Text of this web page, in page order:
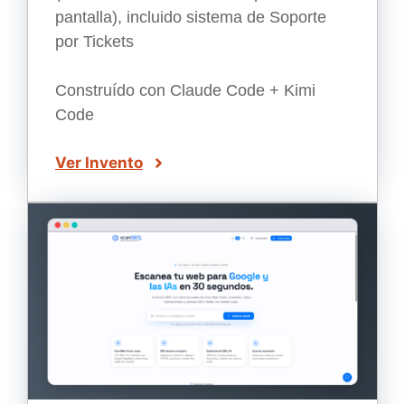
pantalla), incluido sistema de Soporte
por Tickets
Construído con Claude Code + Kimi
Code
Ver Invento